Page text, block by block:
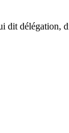
dit délégation,